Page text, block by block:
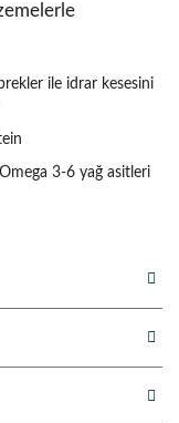
ile idrar kesesini
3-6 yağ asitleri